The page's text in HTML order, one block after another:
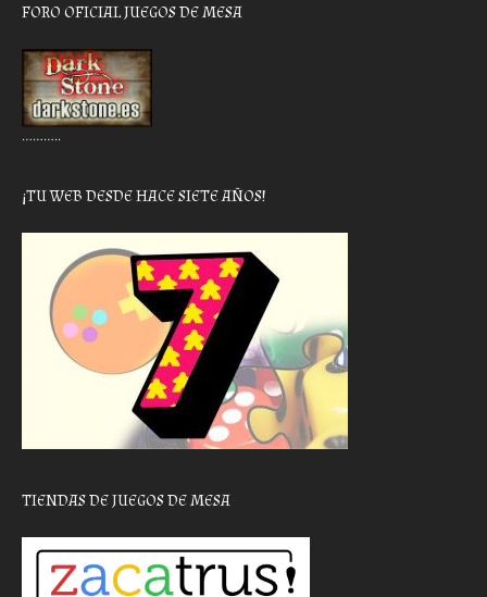
FORO OFICIAL JUEGOS DE MESA
………..
¡TU WEB DESDE HACE SIETE AÑOS!
TIENDAS DE JUEGOS DE MESA